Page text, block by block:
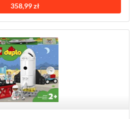
358,99 zł